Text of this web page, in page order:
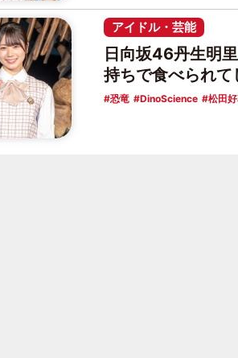
アイドル・芸能
日向坂46丹生明
持ちで食べられて
恐竜 DinoScience 松田